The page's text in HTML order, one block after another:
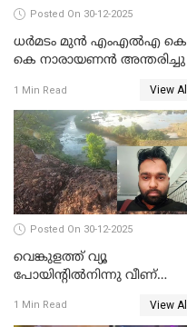
Posted On 30-12-2025
ധർമടം മുൻ എംഎല്‍എ കെ
കെ നാരായണന്‍ അന്തരിച്ചു
1 Min Read View All
Posted On 30-12-2025
വെങ്കുളത്ത് വ്യൂ
പോയിന്റിൽനിന്നു വീണ്
1 Min Read View All